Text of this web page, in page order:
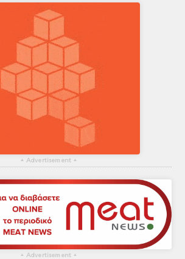
▴ Advertisement ▴
▴ Advertisement ▴